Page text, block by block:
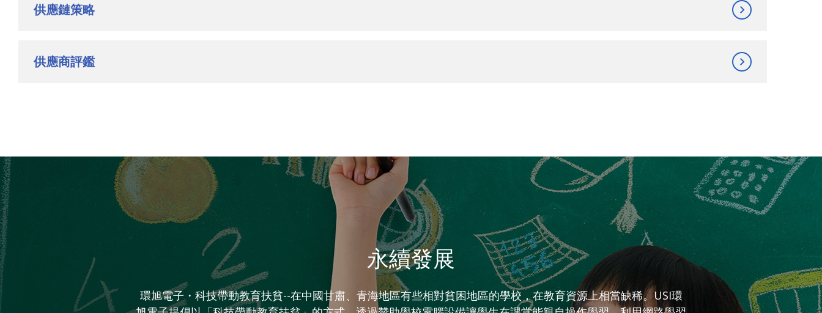
供應鏈策略
供應商評鑑
永續發展
環旭電子・科技帶動教育扶貧--在中國甘肅、青海地區有些相對貧困地區的學校，在教育資源上相當缺稀。USI環